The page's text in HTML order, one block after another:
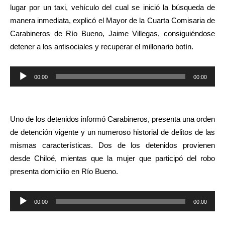
lugar por un taxi, vehículo del cual se inició la búsqueda de
manera inmediata, explicó el Mayor de la Cuarta Comisaria de
Carabineros de Río Bueno, Jaime Villegas, consiguiéndose
detener a los antisociales y recuperar el millonario botín.
Reproductor
de
00:00 00:00
Uno de los detenidos informó Carabineros, presenta una orden
de detención vigente y un numeroso historial de delitos de las
mismas características. Dos de los detenidos provienen
desde Chiloé, mientas que la mujer que participó del robo
presenta domicilio en Río Bueno.
Reproductor
de
00:00 00:00